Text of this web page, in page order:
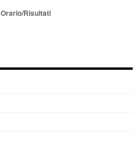
Orario/Risultati